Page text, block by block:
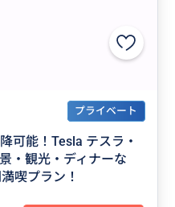
プライベート
能！Tesla テスラ・
・観光・ディナーな
喫プラン！